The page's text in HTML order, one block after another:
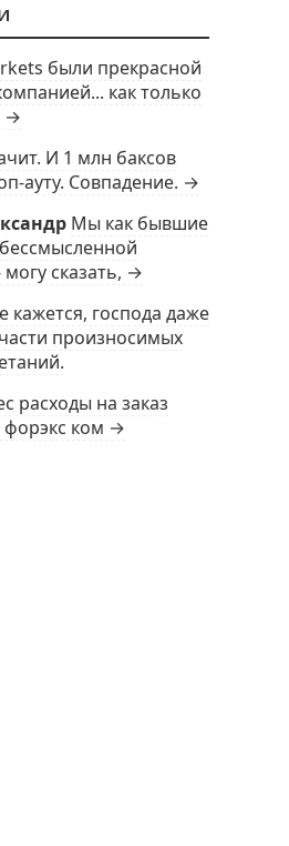
были прекрасной
как только
→
И 1 млн баксов
ауту. Совпадение. →
Мы как бывшие
сказать, →
кажется, господа даже
произносимых
расходы на заказ
форэкс ком →